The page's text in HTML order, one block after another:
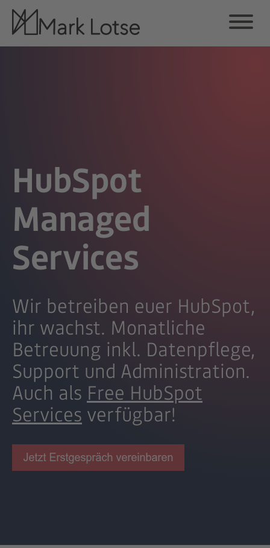
HubSpot
Managed
Services
Wir betreiben euer HubSpot,
ihr wachst. Monatliche
Betreuung inkl. Datenpflege,
Support und Administration.
Auch als Free HubSpot
Services verfügbar!